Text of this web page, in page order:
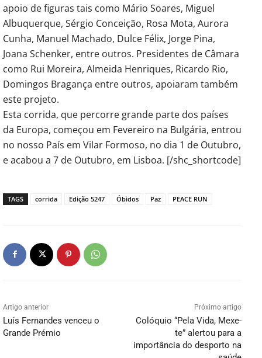
apoio de figuras tais como Mário Soares, Miguel
Albuquerque, Sérgio Conceição, Rosa Mota, Aurora
Cunha, Manuel Machado, Dulce Félix, Jorge Pina,
Joana Schenker, entre outros. Presidentes de Câmara
como Rui Moreira, Almeida Henriques, Ricardo Rio,
Domingos Bragança entre outros, apoiaram também
este projeto.
Esta corrida, que percorre grande parte dos países
da Europa, começou em Fevereiro na Bulgária, entrou
no nosso País em Vilar Formoso, no dia 1 de Outubro,
e acabou a 7 de Outubro, em Lisboa. [/shc_shortcode]
TAGS corrida Edição 5247 Óbidos Paz PEACE RUN
Artigo anterior
Luís Fernandes venceu o
Grande Prémio
Próximo artigo
Colóquio “Pela Vida, Mexe-
te” alertou para a
importância do desporto na